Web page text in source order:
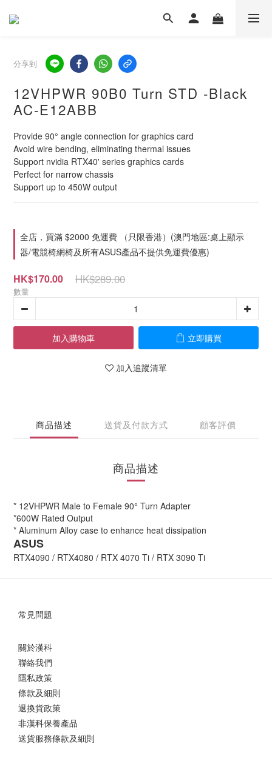
分享到
12VHPWR 90B0 Turn STD -Black
AC-E12ABB
Provide 90° angle connection for graphics card
Avoid wire bending, eliminating thermal issues
Support nvidia RTX40' series graphics cards
Perfect for narrow chassis
Support up to 450W output
全店，買滿 $2000 免運費 （只限香港）(澳門地區:桌上顯示
器/電競椅網椅及所有ASUS產品不提供免運費優惠)
HK$170.00 HK$289.00
數量
加入購物車 立即購買
加入追蹤清單
商品描述 送貨及付款方式 顧客評價
商品描述
* 12VHPWR Male to Female 90° Turn Adapter
*600W Rated Output
* Aluminum Alloy case to enhance heat dissipation
ASUS
RTX4090 / RTX4080 / RTX 4070 Ti / RTX 3090 Ti
常見問題
關於漢科
聯絡我們
隱私政策
條款及細則
退換貨政策
非漢科保養產品
送貨服務條款及細則